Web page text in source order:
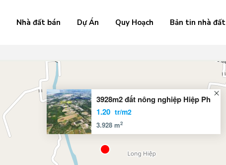
Nhà đất bán Dự Án Quy Hoạch Bản tin nhà đất
3928m2 đất nông nghiệp Hiệp Ph
1.20 tr/m2
3.928 m2